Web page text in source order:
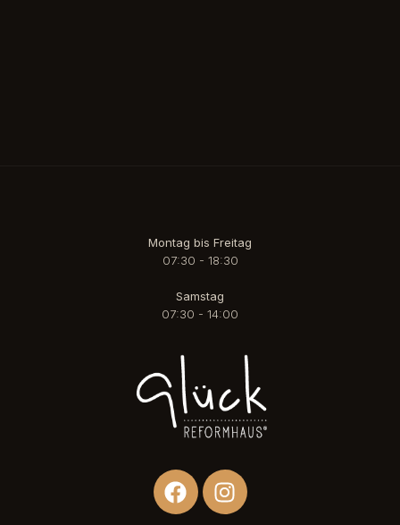
Montag bis Freitag
07:30 - 18:30
Samstag
07:30 - 14:00